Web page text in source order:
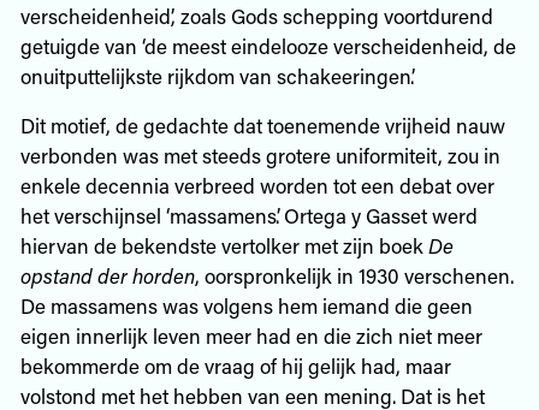
verscheidenheid’, zoals Gods schepping voortdurend
getuigde van ‘de meest eindelooze verscheidenheid, de
onuitputtelijkste rijkdom van schakeeringen’.
Dit motief, de gedachte dat toenemende vrijheid nauw
verbonden was met steeds grotere uniformiteit, zou in
enkele decennia verbreed worden tot een debat over
het verschijnsel ‘massamens’. Ortega y Gasset werd
hiervan de bekendste vertolker met zijn boek De
opstand der horden, oorspronkelijk in 1930 verschenen.
De massamens was volgens hem iemand die geen
eigen innerlijk leven meer had en die zich niet meer
bekommerde om de vraag of hij gelijk had, maar
volstond met het hebben van een mening. Dat is het